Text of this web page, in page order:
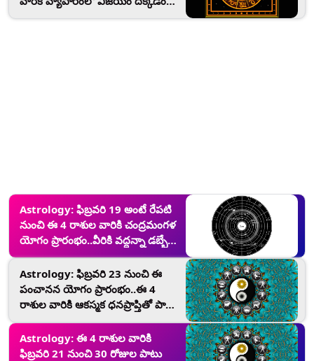
Astrology: ఫిబ్రవరి 19 అంటే రేపటి
నుంచి ఈ 4 రాశుల వారికి చంద్రమంగళ
యోగం ప్రారంభం..వీరికి వద్దన్నా డబ్బే
డబ్బు..కోటీశ్వరులు అవడం ఖాయం..
Astrology: ఫిబ్రవరి 23 నుంచి ఈ
పంచానన యోగం ప్రారంభం..ఈ 4
రాశుల వారికి ఆకస్మక ధనప్రాప్తితో పాటు
కోటీశ్వరులు అయ్యే అవకాశం..
Astrology: ఈ 4 రాశుల వారికి
ఫిబ్రవరి 21 నుంచి 30 రోజుల పాటు